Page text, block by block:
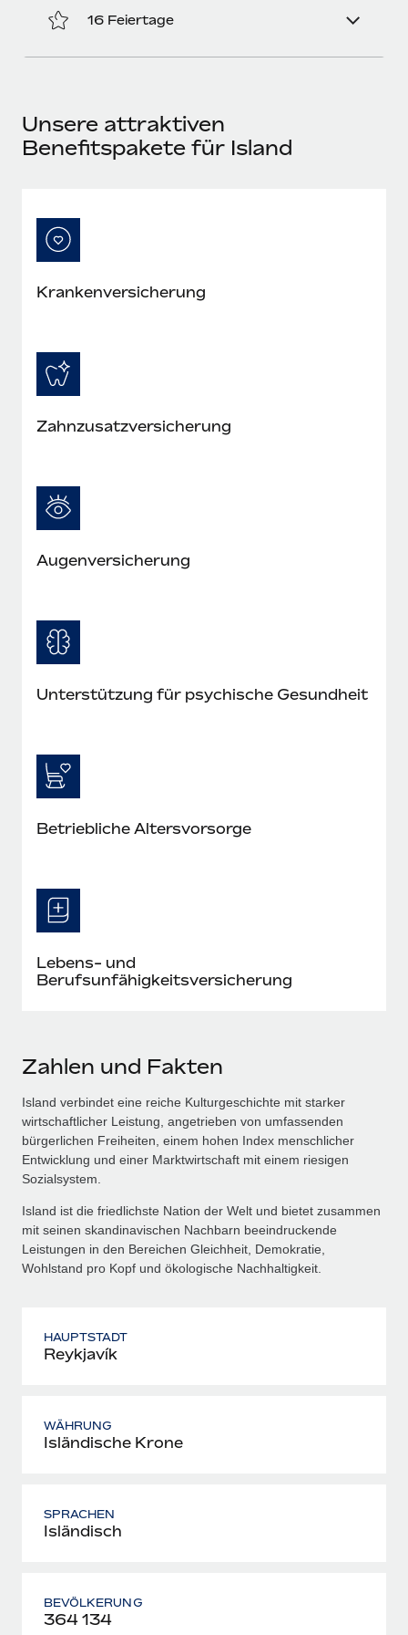
Mehr erfahren
16 Feiertage
Unsere attraktiven
Benefitspakete für Island
Krankenversicherung
Zahnzusatzversicherung
Augenversicherung
Unterstützung für psychische Gesundheit
Betriebliche Altersvorsorge
Lebens- und
Berufsunfähigkeitsversicherung
Zahlen und Fakten
Island verbindet eine reiche Kulturgeschichte mit starker
wirtschaftlicher Leistung, angetrieben von umfassenden
bürgerlichen Freiheiten, einem hohen Index menschlicher
Entwicklung und einer Marktwirtschaft mit einem riesigen
Sozialsystem.
Island ist die friedlichste Nation der Welt und bietet zusammen
mit seinen skandinavischen Nachbarn beeindruckende
Leistungen in den Bereichen Gleichheit, Demokratie,
Wohlstand pro Kopf und ökologische Nachhaltigkeit.
HAUPTSTADT
Reykjavík
WÄHRUNG
Isländische Krone
SPRACHEN
Isländisch
BEVÖLKERUNG
364 134